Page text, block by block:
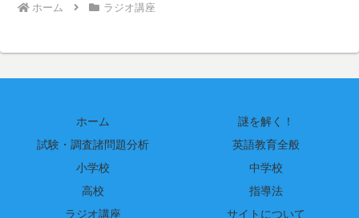
ホーム ラジオ講座
ホーム
謎を解く！
試験・調査諸問題分析
英語教育全般
小学校
中学校
高校
指導法
ラジオ講座
サイトについて